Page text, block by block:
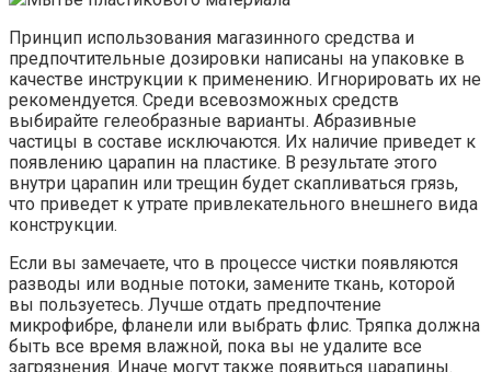
Принцип использования магазинного средства и
предпочтительные дозировки написаны на упаковке в
качестве инструкции к применению. Игнорировать их не
рекомендуется. Среди всевозможных средств
выбирайте гелеобразные варианты. Абразивные
частицы в составе исключаются. Их наличие приведет к
появлению царапин на пластике. В результате этого
внутри царапин или трещин будет скапливаться грязь,
что приведет к утрате привлекательного внешнего вида
конструкции.
Если вы замечаете, что в процессе чистки появляются
разводы или водные потоки, замените ткань, которой
вы пользуетесь. Лучше отдать предпочтение
микрофибре, фланели или выбрать флис. Тряпка должна
быть все время влажной, пока вы не удалите все
загрязнения. Иначе могут также появиться царапины.